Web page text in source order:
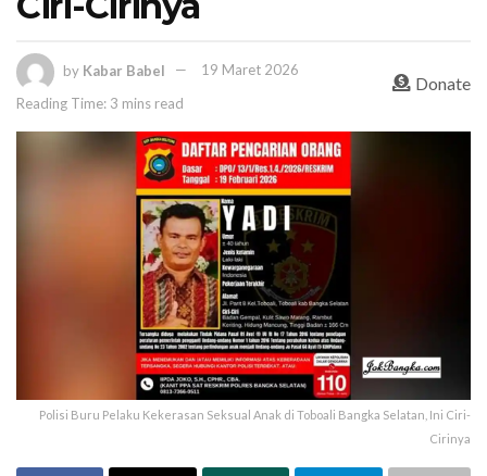
by Kabar Babel
19 Maret 2026
Reading Time: 3 mins read
Donate
Polisi Buru Pelaku Kekerasan Seksual Anak di Toboali Bangka Selatan, Ini Ciri-
Cirinya